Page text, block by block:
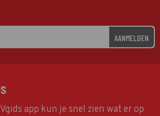
AANMELDEN
app kun je snel zien wat er op